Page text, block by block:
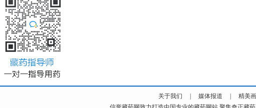
关于我们 媒体报道 精美